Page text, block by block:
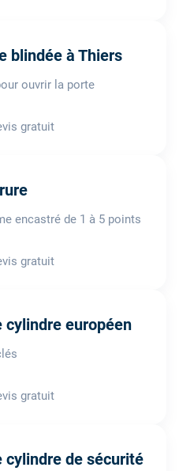
blindée à Thiers
ouvrir la porte
gratuit
encastré de 1 à 5 points
gratuit
cylindre européen
gratuit
cylindre de sécurité